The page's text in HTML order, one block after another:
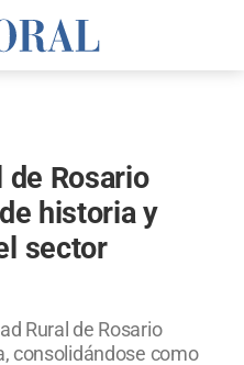
de Rosario
historia y
sector
Rural de Rosario
consolidándose como